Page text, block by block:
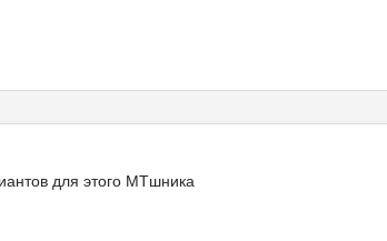
для этого МТшника